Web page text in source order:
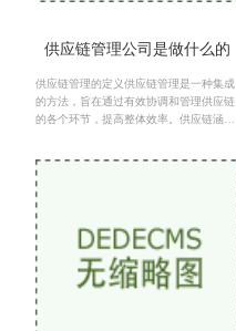
供应链管理公司是做什么的
供应链管理的定义供应链管理是一种集成
的方法，旨在通过有效协调和管理供应链
的各个环节，提高整体效率。供应链涵盖